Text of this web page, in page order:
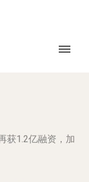
获1.2亿融资，加